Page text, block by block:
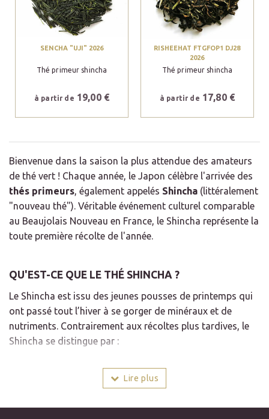
SENCHA "UJI" 2026
Thé primeur shincha
à partir de 19,00 €
RISHEEHAT FTGFOP1 DJ28
2026
Thé primeur shincha
à partir de 17,80 €
Bienvenue dans la saison la plus attendue des amateurs
de thé vert ! Chaque année, le Japon célèbre l'arrivée des
thés primeurs, également appelés Shincha (littéralement
"nouveau thé"). Véritable événement culturel comparable
au Beaujolais Nouveau en France, le Shincha représente la
toute première récolte de l'année.
QU'EST-CE QUE LE THÉ SHINCHA ?
Le Shincha est issu des jeunes pousses de printemps qui
ont passé tout l’hiver à se gorger de minéraux et de
nutriments. Contrairement aux récoltes plus tardives, le
Shincha se distingue par :
un taux d'humidité supérieur (environ 5%), ce qui leur
confère un goût vif et végétal.
Une rareté saisonnière :Ce thé n'est disponible que
Lire plus